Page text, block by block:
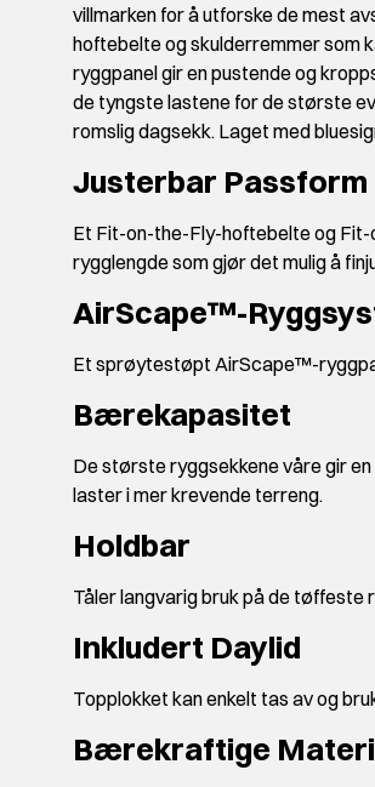
villmarken for å utforske de mest
hoftebelte og skulderremmer som
ryggpanel gir en pustende og
de tyngste lastene for de største
romslig dagsekk. Laget med
Justerbar Passform
Et Fit-on-the-Fly-hoftebelte og Fit-
rygglengde som gjør det mulig å
AirScape™-
Et sprøytestøpt AirScape™-
Bærekapasitet
De største ryggsekkene våre gir
laster i mer krevende terreng.
Holdbar
Tåler langvarig bruk på de tøffeste
Inkludert Daylid
Topplokket kan enkelt tas av og
Bærekraftige